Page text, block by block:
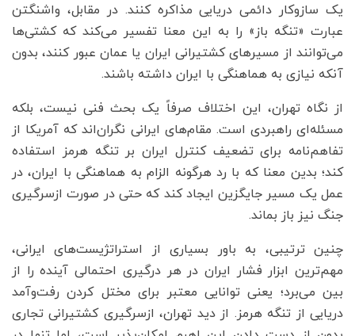
یک سازوکار دائمی دریایی مذاکره کنند. در مقابل، واشنگتن
عبارت «تنگه باز» را به این معنا تفسیر می‌کند که کشتی‌ها
می‌توانند از مسیرهای کشتیرانی ایران یا عمان عبور کنند، بدون
آنکه نیازی به هماهنگی با ایران داشته باشند.
از نگاه تهران، این اختلاف صرفاً یک بحث فنی نیست، بلکه
مسئله‌ای راهبردی است. مقام‌های ایرانی نگران‌اند که آمریکا از
تفاهم‌نامه برای تضعیف کنترل ایران بر تنگه هرمز استفاده
کند؛ بدین معنا که با رد هرگونه الزام به هماهنگی با ایران، در
عمل یک مسیر جایگزین ایجاد کند که حتی در صورت ازسرگیری
جنگ نیز باز بماند.
چنین ترتیبی، به باور بسیاری از استراتژیست‌های ایرانی،
مهم‌ترین ابزار فشار ایران در هر درگیری احتمالی آینده را از
بین می‌برد؛ یعنی توانایی معتبر برای مختل کردن رفت‌وآمد
دریایی از تنگه هرمز. از دید تهران، ازسرگیری کشتیرانی تجاری